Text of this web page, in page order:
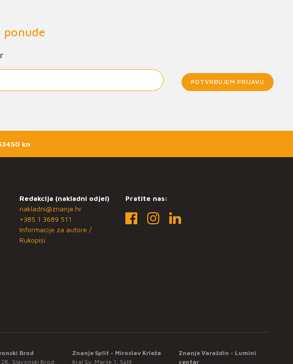
ponude
POTVRĐUJEM PRIJAVU
kn
Redakcija (nakladni odjel)
nakladni@znanje.hr
+385 1 3689 511
Informacije za autore /
Rukopisi
Pratite nas:
Brod
Slavonski Brod
Znanje Split - Miroslav Krleža
Kraj Sv. Marije 1, Split
Znanje Varaždin - Lumini
centar